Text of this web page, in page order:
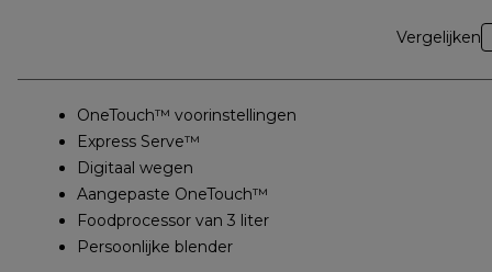
Vergelijken
OneTouch™ voorinstellingen
Express Serve™
Digitaal wegen
Aangepaste OneTouch™
Foodprocessor van 3 liter
Persoonlijke blender